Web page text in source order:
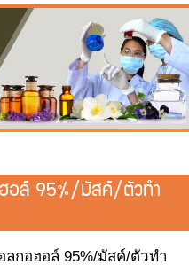
อล์ 95%/มัสค์/ตัวทำ
กอฮอล์ 95%/มัสค์/ตัวทำ